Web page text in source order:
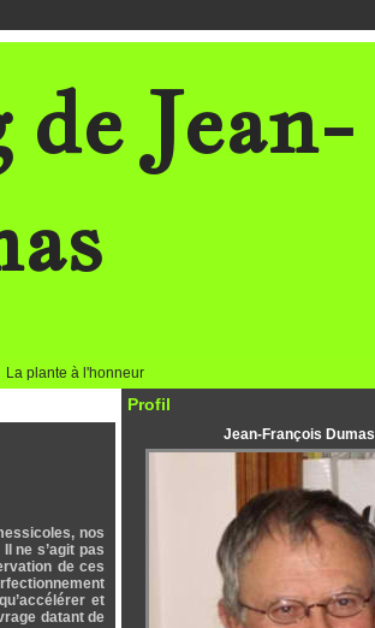
Jean-
La plante à l'honneur
nos
ne s’agit pas
de ces
et
datant de
Profil
Jean-François Dumas